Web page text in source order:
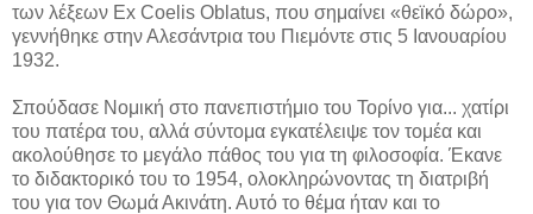
των λέξεων Ex Coelis Oblatus, που σημαίνει «θεϊκό δώρο»,
γεννήθηκε στην Αλεσάντρια του Πιεμόντε στις 5 Ιανουαρίου
1932.
Σπούδασε Νομική στο πανεπιστήμιο του Τορίνο για... χατίρι
του πατέρα του, αλλά σύντομα εγκατέλειψε τον τομέα και
ακολούθησε το μεγάλο πάθος του για τη φιλοσοφία. Έκανε
το διδακτορικό του το 1954, ολοκληρώνοντας τη διατριβή
του για τον Θωμά Ακινάτη. Αυτό το θέμα ήταν και το